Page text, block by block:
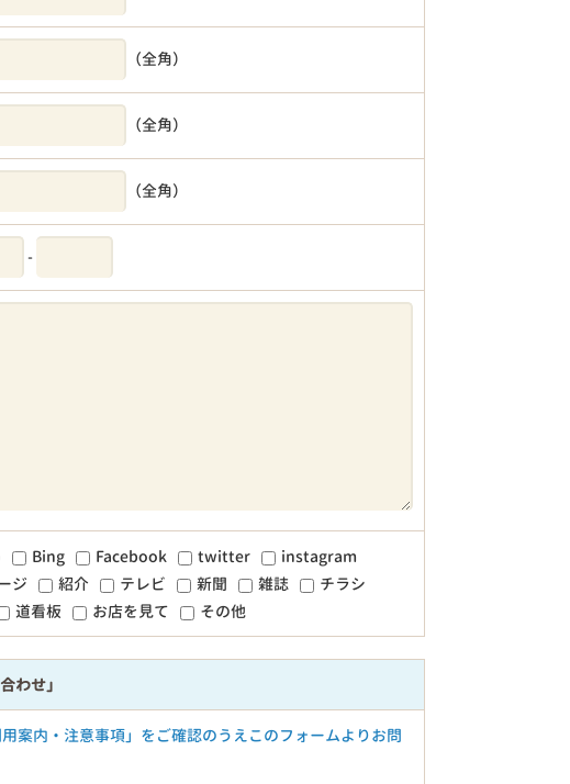
（全角）
（全角）
（全角）
-
Bing Facebook twitter
instagram
ジ 紹介 テレビ 新聞 雑誌
チラシ
道看板 お店を見て その他
わせ」
案内・注意事項」をご確認のうえこのフォームよりお問